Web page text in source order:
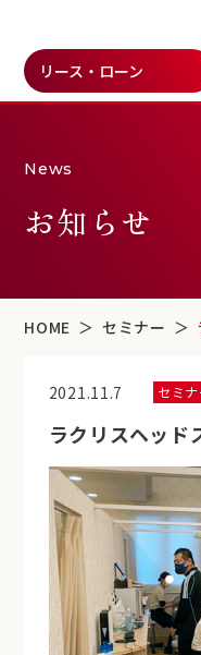
リース・ローン
News
お知らせ
HOME セミナー
2021.11.7 セミナ
ラクリスヘッド